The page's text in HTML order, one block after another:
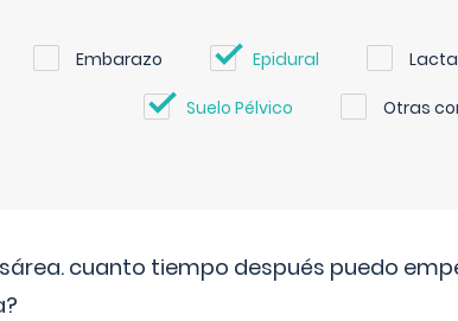
Embarazo Epidural
Suelo Pélvico Otras
cuanto tiempo después puedo